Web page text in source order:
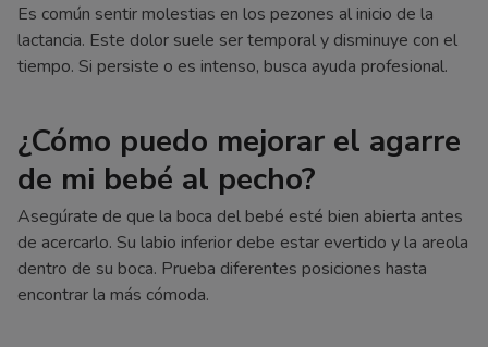
Es común sentir molestias en los pezones al inicio de la
lactancia. Este dolor suele ser temporal y disminuye con el
tiempo. Si persiste o es intenso, busca ayuda profesional.
¿Cómo puedo mejorar el agarre
de mi bebé al pecho?
Asegúrate de que la boca del bebé esté bien abierta antes
de acercarlo. Su labio inferior debe estar evertido y la areola
dentro de su boca. Prueba diferentes posiciones hasta
encontrar la más cómoda.